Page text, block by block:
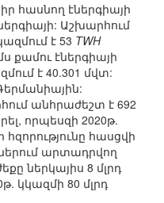
հասնող էներգիայի
Աշխարհում
է 53 TWH
քամու էներգիայի
է 40.301 մվտ:
անհրաժեշտ է 692
որպեսզի 2020թ.
հասցվի
արտադրվող
ներկայիս 8 մլրդ
կկազմի 80 մլրդ